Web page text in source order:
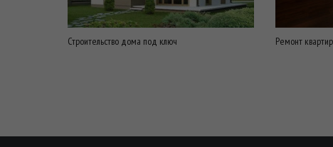
Строительство дома под ключ Ремонт